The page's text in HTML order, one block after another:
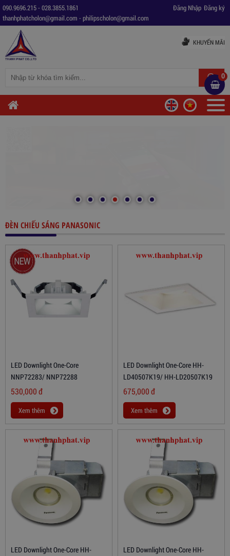
090.9696.215- 028.3855.1861
thanhphatcholon@gmail.com - philipscholon@gmail.com
Đăng ký
Đăng Nhập
KHUYẾN MÃI
0
ĐÈN CHIẾU SÁNG PANASONIC
LED Downlight One-Core
NNP72283/ NNP72288
530,000đ
Xem thêm
LED Downlight One-Core HH-
LD40507K19/ HH-LD20507K19
675,000đ
Xem thêm
LED Downlight One-Core HH-
LED Downlight One-Core HH-